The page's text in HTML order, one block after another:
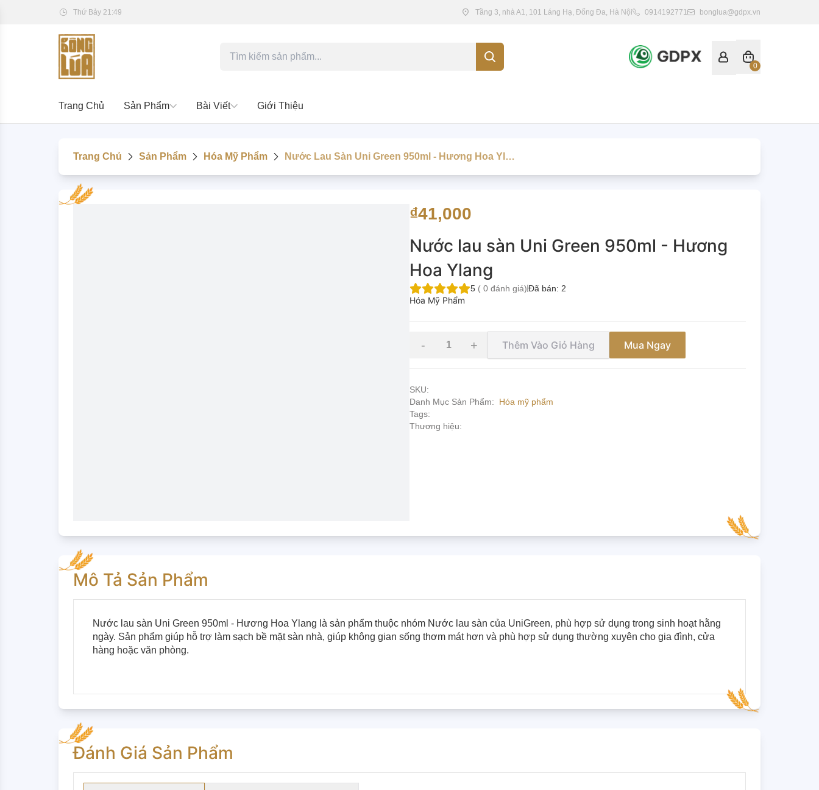
Thứ Bảy 21:49 Tầng 3, nhà A1, 101 Láng Hạ, Đống Đa, Hà Nội 0914192771 bonglua@gdpx.vn
0
Trang Chủ Sản Phẩm Bài Viết Giới Thiệu
Trang Chủ Sản Phẩm Hóa Mỹ Phẩm Nước Lau Sàn Uni Green 950ml - Hương Hoa Ylang
₫41,000
Nước lau sàn Uni Green 950ml - Hương
Hoa Ylang
5 ( 0 đánh giá)Đã bán: 2
Hóa Mỹ Phẩm
- + Thêm Vào Giỏ Hàng Mua Ngay
SKU:
Danh Mục Sản Phẩm:
Hóa mỹ phẩm
Tags:
Thương hiệu:
Mô Tả Sản Phẩm
Nước lau sàn Uni Green 950ml - Hương Hoa Ylang là sản phẩm thuộc nhóm Nước lau sàn của UniGreen, phù hợp sử dụng trong sinh hoạt hằng
ngày. Sản phẩm giúp hỗ trợ làm sạch bề mặt sàn nhà, giúp không gian sống thơm mát hơn và phù hợp sử dụng thường xuyên cho gia đình, cửa
hàng hoặc văn phòng.
Đánh Giá Sản Phẩm